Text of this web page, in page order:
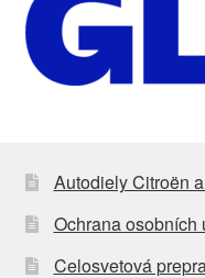
Autodiely Citroën
Ochrana osobních
Celosvetová